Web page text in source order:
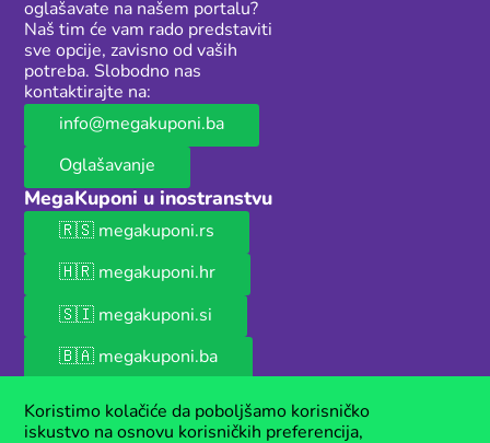
oglašavate na našem portalu?
Naš tim će vam rado predstaviti
sve opcije, zavisno od vaših
potreba. Slobodno nas
kontaktirajte na:
info@megakuponi.ba
Oglašavanje
MegaKuponi u inostranstvu
🇷🇸 megakuponi.rs
🇭🇷 megakuponi.hr
🇸🇮 megakuponi.si
🇧🇦 megakuponi.ba
Naš sajt sadrži sponzorisani sadržaj. Ako koristiš naše kupone, moguće
je da ćemo u nekim slučajevima zaraditi malu proviziju. MegaKuponi®
Koristimo kolačiće da poboljšamo korisničko
iskustvo na osnovu korisničkih preferencija,